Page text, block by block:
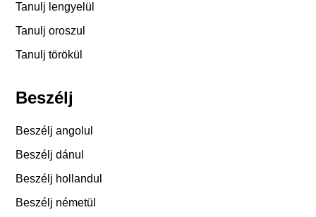
Tanulj lengyelül
Tanulj oroszul
Tanulj törökül
Beszélj
Beszélj angolul
Beszélj dánul
Beszélj hollandul
Beszélj németül